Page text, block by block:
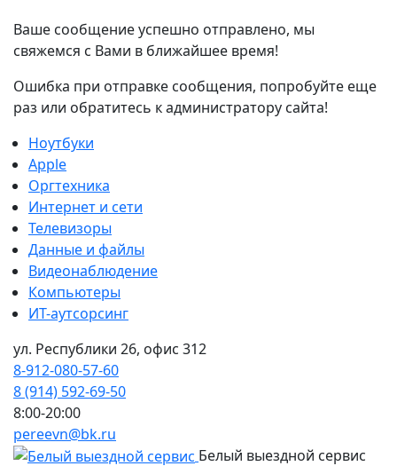
Ваше сообщение успешно отправлено, мы
свяжемся с Вами в ближайшее время!
Ошибка при отправке сообщения, попробуйте еще
раз или обратитесь к администратору сайта!
Ноутбуки
Apple
Оргтехника
Интернет и сети
Телевизоры
Данные и файлы
Видеонаблюдение
Компьютеры
ИТ-аутсорсинг
ул. Республики 26, офис 312
8-912-080-57-60
8 (914) 592-69-50
8:00-20:00
pereevn@bk.ru
Белый выездной сервис